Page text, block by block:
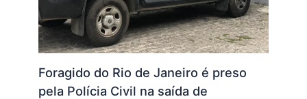
Foragido do Rio de Janeiro é preso
pela Polícia Civil na saída de